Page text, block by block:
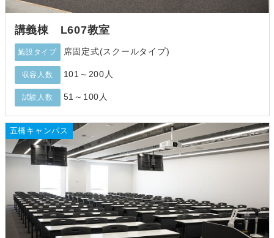
講義棟 L607教室
施設タイプ 席固定式(スクールタイプ)
収容人数 101～200人
試験人数 51～100人
五橋キャンパス